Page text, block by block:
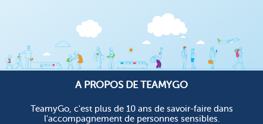
A PROPOS DE TEAMYGO
TeamyGo, c'est plus de 10 ans de savoir-faire dans
l'accompagnement de personnes sensibles.